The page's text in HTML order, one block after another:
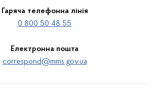
Гаряча телефонна лінія
0 800 50 48 55
Електронна пошта
correspond@mms.gov.ua